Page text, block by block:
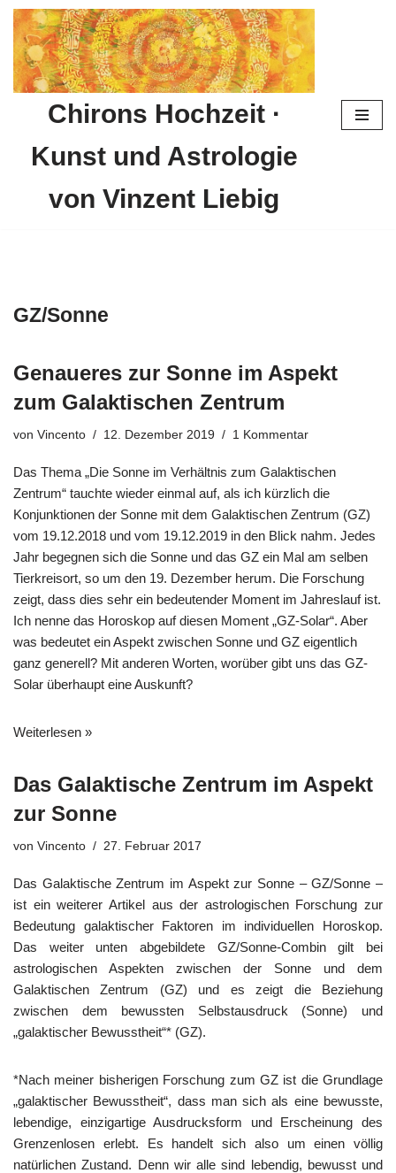
Zum
Inhalt
springen
Chirons Hochzeit ·
Kunst und Astrologie
von Vinzent Liebig
GZ/Sonne
Genaueres zur Sonne im Aspekt
zum Galaktischen Zentrum
von Vincento 12. Dezember 2019 1 Kommentar
Das Thema „Die Sonne im Verhältnis zum Galaktischen
Zentrum“ tauchte wieder einmal auf, als ich kürzlich die
Konjunktionen der Sonne mit dem Galaktischen Zentrum (GZ)
vom 19.12.2018 und vom 19.12.2019 in den Blick nahm. Jedes
Jahr begegnen sich die Sonne und das GZ ein Mal am selben
Tierkreisort, so um den 19. Dezember herum. Die Forschung
zeigt, dass dies sehr ein bedeutender Moment im Jahreslauf ist.
Ich nenne das Horoskop auf diesen Moment „GZ-Solar“. Aber
was bedeutet ein Aspekt zwischen Sonne und GZ eigentlich
ganz generell? Mit anderen Worten, worüber gibt uns das GZ-
Solar überhaupt eine Auskunft?
Weiterlesen »
Das Galaktische Zentrum im Aspekt
zur Sonne
von Vincento 27. Februar 2017
Das Galaktische Zentrum im Aspekt zur Sonne – GZ/Sonne –
ist ein weiterer Artikel aus der astrologischen Forschung zur
Bedeutung galaktischer Faktoren im individuellen Horoskop.
Das weiter unten abgebildete GZ/Sonne-Combin gilt bei
astrologischen Aspekten zwischen der Sonne und dem
Galaktischen Zentrum (GZ) und es zeigt die Beziehung
zwischen dem bewussten Selbstausdruck (Sonne) und
„galaktischer Bewusstheit“* (GZ).
*Nach meiner bisherigen Forschung zum GZ ist die Grundlage
„galaktischer Bewusstheit“, dass man sich als eine bewusste,
lebendige, einzigartige Ausdrucksform und Erscheinung des
Grenzenlosen erlebt. Es handelt sich also um einen völlig
natürlichen Zustand. Denn wir alle sind lebendig, bewusst und